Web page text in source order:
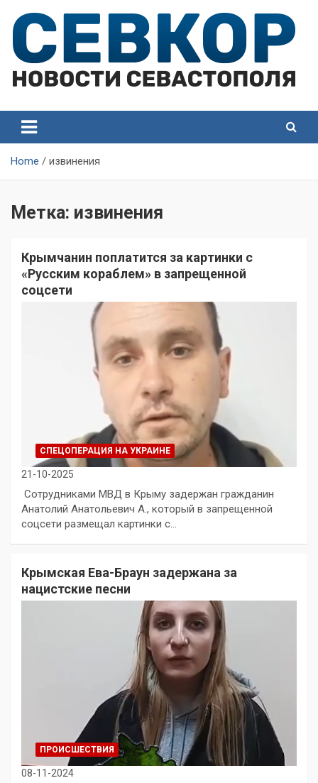
content
Севастополя
Севастополя
Home извинения
Метка: извинения
Крымчанин поплатится за картинки с
«Русским кораблем» в запрещенной
соцсети
СПЕЦОПЕРАЦИЯ НА УКРАИНЕ
21-10-2025
Сотрудниками МВД в Крыму задержан гражданин
Анатолий Анатольевич А., который в запрещенной
соцсети размещал картинки с…
Крымская Ева-Браун задержана за
нацистские песни
ПРОИСШЕСТВИЯ
08-11-2024